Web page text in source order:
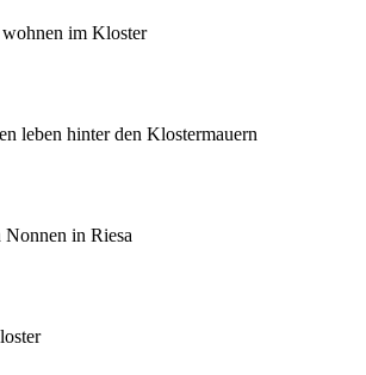
im Kloster
leben hinter den Klostermauern
in Riesa